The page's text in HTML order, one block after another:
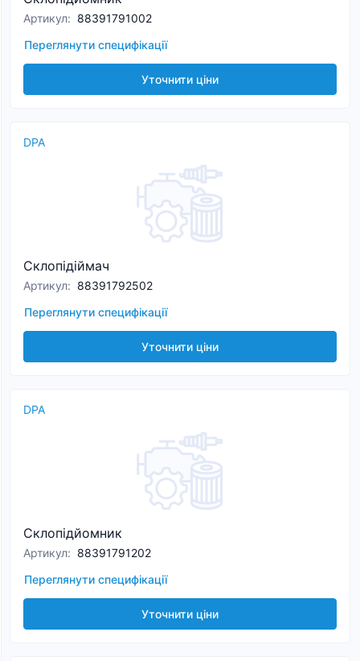
Артикул: 88391791002
Переглянути специфікації
Уточнити ціни
DPA
Склопідіймач
Артикул: 88391792502
Переглянути специфікації
Уточнити ціни
DPA
Склопідйомник
Артикул: 88391791202
Переглянути специфікації
Уточнити ціни